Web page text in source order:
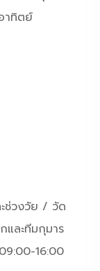
าทิตย์
ช่วงวัย / วัด
และทีมกุมาร
16:00